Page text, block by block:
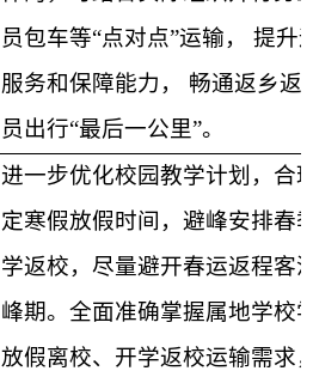
员包车等“点对点”运输， 提升
服务和保障能力， 畅通返乡返
员出行“最后一公里”。
进一步优化校园教学计划，合
定寒假放假时间，避峰安排春
学返校，尽量避开春运返程客
峰期。全面准确掌握属地学校
放假离校、开学返校运输需求